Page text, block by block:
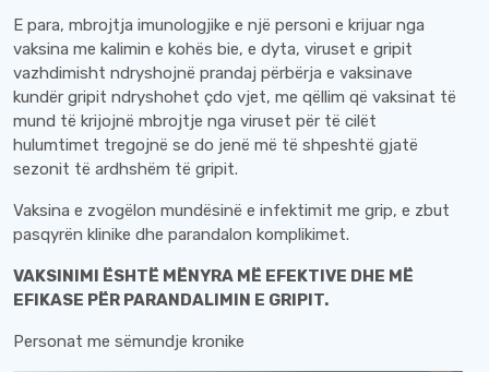
E para, mbrojtja imunologjike e një personi e krijuar nga
vaksina me kalimin e kohës bie, e dyta, viruset e gripit
vazhdimisht ndryshojnë prandaj përbërja e vaksinave
kundër gripit ndryshohet çdo vjet, me qëllim që vaksinat të
mund të krijojnë mbrojtje nga viruset për të cilët
hulumtimet tregojnë se do jenë më të shpeshtë gjatë
sezonit të ardhshëm të gripit.
Vaksina e zvogëlon mundësinë e infektimit me grip, e zbut
pasqyrën klinike dhe parandalon komplikimet.
VAKSINIMI ËSHTË MËNYRA MË EFEKTIVE DHE MË
EFIKASE PËR PARANDALIMIN E GRIPIT.
Personat me sëmundje kronike